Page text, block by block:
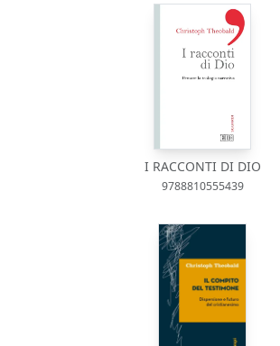
I RACCONTI DI DIO
9788810555439